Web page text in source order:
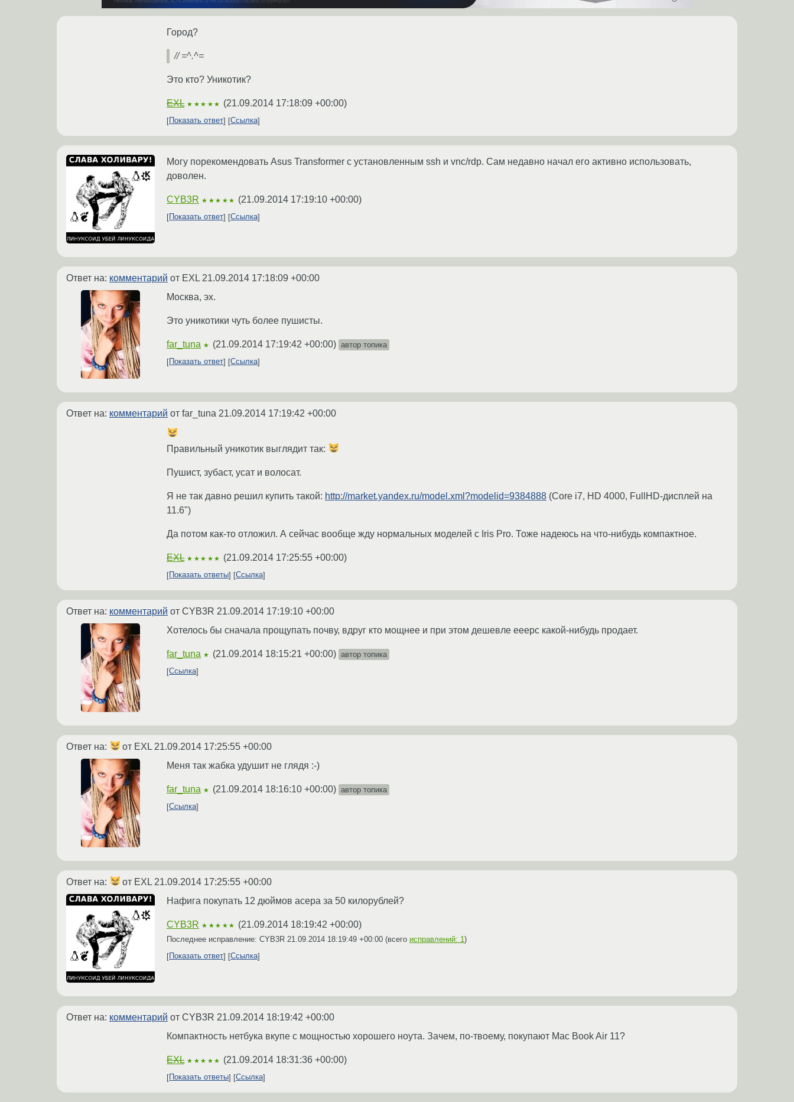
Город?
// =^.^=
Это кто? Уникотик?
EXL ★★★★★ (21.09.2014 17:18:09 +00:00)
Показать ответ Ссылка
Могу порекомендовать Asus Transformer с установленным ssh и vnc/rdp. Сам недавно начал его активно использовать,
доволен.
CYB3R ★★★★★ (21.09.2014 17:19:10 +00:00)
Показать ответ Ссылка
Ответ на: комментарий от EXL 21.09.2014 17:18:09 +00:00
Москва, эх.
Это уникотики чуть более пушисты.
far_tuna ★ (21.09.2014 17:19:42 +00:00) автор топика
Показать ответ
Ссылка
Ответ на: комментарий от far_tuna 21.09.2014 17:19:42 +00:00
Правильный уникотик выглядит так:
Пушист, зубаст, усат и волосат.
Я не так давно решил купить такой: http://market.yandex.ru/model.xml?modelid=9384888 (Core i7, HD 4000, FullHD-дисплей на
11.6")
Да потом как-то отложил. А сейчас вообще жду нормальных моделей с Iris Pro. Тоже надеюсь на что-нибудь компактное.
EXL ★★★★★ (21.09.2014 17:25:55 +00:00)
Показать ответы Ссылка
Ответ на: комментарий от CYB3R 21.09.2014 17:19:10 +00:00
Хотелось бы сначала прощупать почву, вдруг кто мощнее и при этом дешевле ееерс какой-нибудь продает.
far_tuna ★ (21.09.2014 18:15:21 +00:00) автор топика
Ссылка
Ответ на: от EXL 21.09.2014 17:25:55 +00:00
Меня так жабка удушит не глядя :-)
far_tuna ★ (21.09.2014 18:16:10 +00:00) автор топика
Ссылка
Ответ на: от EXL 21.09.2014 17:25:55 +00:00
Нафига покупать 12 дюймов асера за 50 килорублей?
CYB3R ★★★★★ (21.09.2014 18:19:42 +00:00)
Последнее исправление: CYB3R 21.09.2014 18:19:49 +00:00 (всего исправлений: 1)
Показать ответ
Ссылка
Ответ на: комментарий от CYB3R 21.09.2014 18:19:42 +00:00
Компактность нетбука вкупе с мощностью хорошего ноута. Зачем, по-твоему, покупают Mac Book Air 11?
EXL ★★★★★ (21.09.2014 18:31:36 +00:00)
Показать ответы Ссылка